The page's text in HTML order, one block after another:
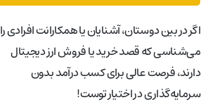
اگر در بین دوستان، آشنایان یا همکارانت افرادی را
می‌شناسی که قصد خرید یا فروش ارز دیجیتال
دارند، فرصت عالی برای کسب درآمد بدون
سرمایه‌گذاری در اختیار توست!